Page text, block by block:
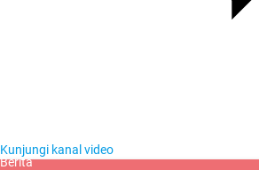
Berita
Kunjungi kanal video